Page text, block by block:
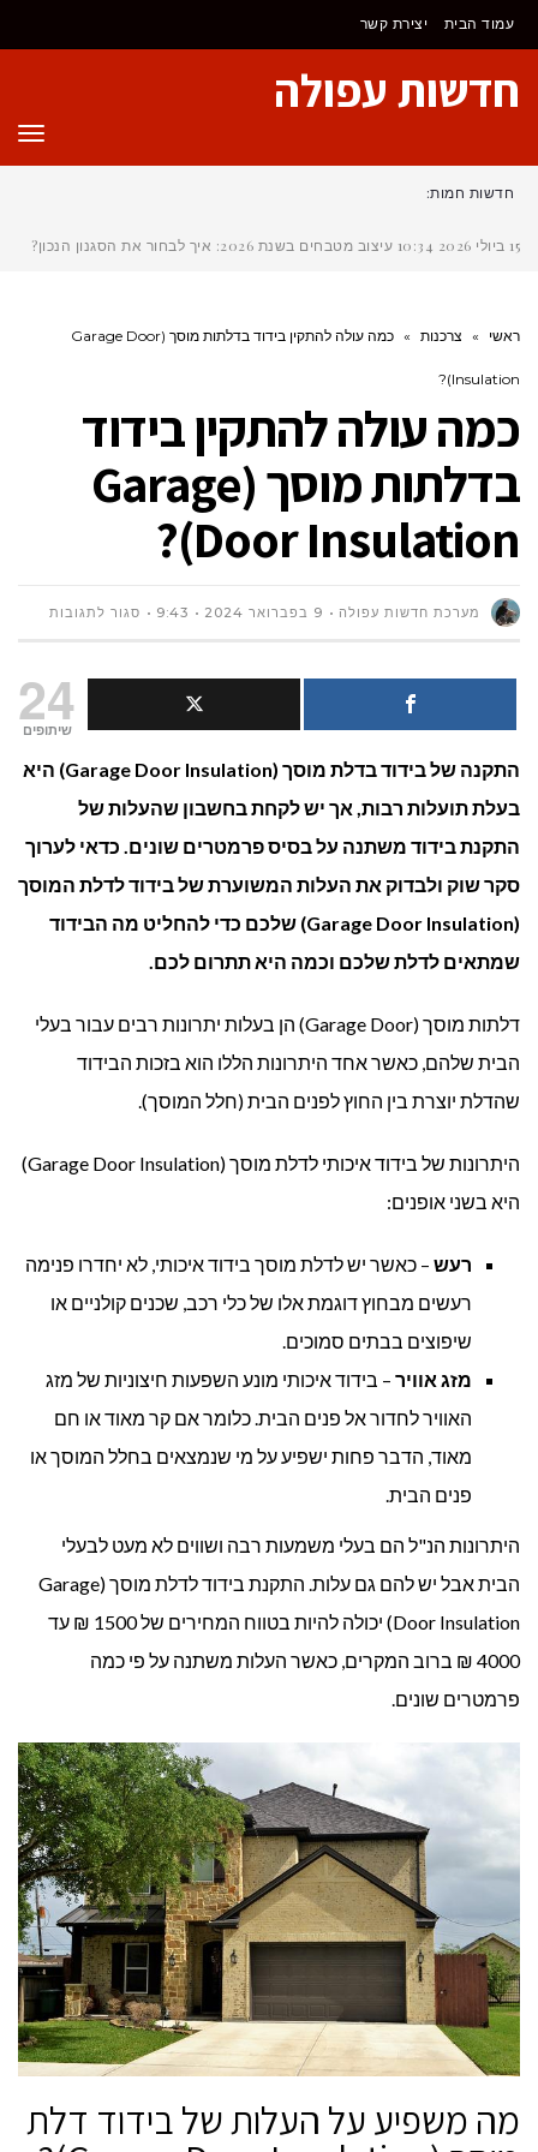
לתוכן
עמוד הבית יצירת קשר
חדשות עפולה
חדשות חמות:
15 ביולי 2026 10:34 עיצוב מטבחים בשנת 2026: איך לבחור את הסגנון הנכון?
ראשי » צרכנות » כמה עולה להתקין בידוד בדלתות מוסך (Garage Door
Insulation)?
כמה עולה להתקין בידוד
בדלתות מוסך (Garage
Door Insulation)?
מערכת חדשות עפולה 9 בפברואר 2024 9:43 סגור לתגובותעל
עולה
להתקין
24
שיתופים
התקנה של בידוד בדלת מוסך (Garage Door Insulation) היא
בעלת תועלות רבות, אך יש לקחת בחשבון שהעלות של
התקנת בידוד משתנה על בסיס פרמטרים שונים. כדאי לערוך
סקר שוק ולבדוק את העלות המשוערת של בידוד לדלת המוסך
(Garage Door Insulation) שלכם כדי להחליט מה הבידוד
שמתאים לדלת שלכם וכמה היא תתרום לכם.
דלתות מוסך (Garage Door) הן בעלות יתרונות רבים עבור בעלי
הבית שלהם, כאשר אחד היתרונות הללו הוא בזכות הבידוד
שהדלת יוצרת בין החוץ לפנים הבית (חלל המוסך).
היתרונות של בידוד איכותי לדלת מוסך (Garage Door Insulation)
היא בשני אופנים:
רעש – כאשר יש לדלת מוסך בידוד איכותי, לא יחדרו פנימה
רעשים מבחוץ דוגמת אלו של כלי רכב, שכנים קולניים או
שיפוצים בבתים סמוכים.
מזג אוויר – בידוד איכותי מונע השפעות חיצוניות של מזג
האוויר לחדור אל פנים הבית. כלומר אם קר מאוד או חם
מאוד, הדבר פחות ישפיע על מי שנמצאים בחלל המוסך או
פנים הבית.
היתרונות הנ"ל הם בעלי משמעות רבה ושווים לא מעט לבעלי
הבית אבל יש להם גם עלות. התקנת בידוד לדלת מוסך (Garage
Door Insulation) יכולה להיות בטווח המחירים של 1500 ₪ עד
4000 ₪ ברוב המקרים, כאשר העלות משתנה על פי כמה
פרמטרים שונים.
מה משפיע על העלות של בידוד דלת